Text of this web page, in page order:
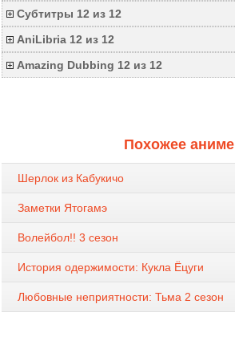
Субтитры 12 из 12
AniLibria 12 из 12
Amazing Dubbing 12 из 12
Похожее аниме
Шерлок из Кабукичо
Заметки Ятогамэ
Волейбол!! 3 сезон
История одержимости: Кукла Ёцуги
Любовные неприятности: Тьма 2 сезон